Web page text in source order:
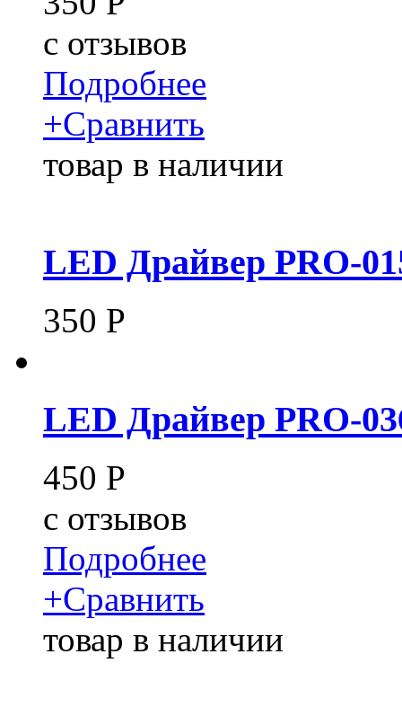
c отзывов
Подробнее
+Сравнить
товар в наличии
LED Драйвер PRO-
350 Р
LED Драйвер PRO-
450 Р
c отзывов
Подробнее
+Сравнить
товар в наличии